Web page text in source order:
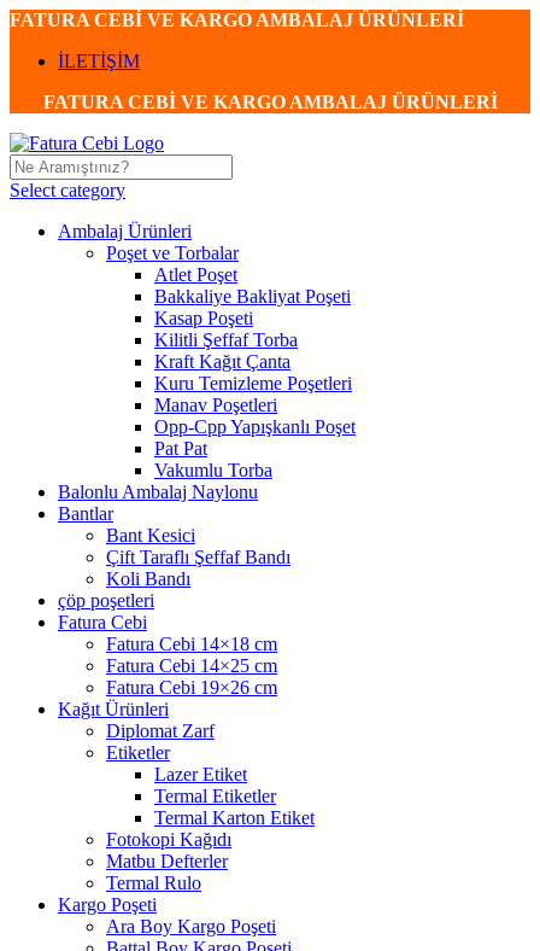
FATURA CEBİ VE KARGO AMBALAJ ÜRÜNLERİ
İLETİŞİM
FATURA CEBİ VE KARGO AMBALAJ ÜRÜNLERİ
Select category
Ambalaj Ürünleri
Poşet ve Torbalar
Atlet Poşet
Bakkaliye Bakliyat Poşeti
Kasap Poşeti
Kilitli Şeffaf Torba
Kraft Kağıt Çanta
Kuru Temizleme Poşetleri
Manav Poşetleri
Opp-Cpp Yapışkanlı Poşet
Pat Pat
Vakumlu Torba
Balonlu Ambalaj Naylonu
Bantlar
Bant Kesici
Çift Taraflı Şeffaf Bandı
Koli Bandı
çöp poşetleri
Fatura Cebi
Fatura Cebi 14×18 cm
Fatura Cebi 14×25 cm
Fatura Cebi 19×26 cm
Kağıt Ürünleri
Diplomat Zarf
Etiketler
Lazer Etiket
Termal Etiketler
Termal Karton Etiket
Fotokopi Kağıdı
Matbu Defterler
Termal Rulo
Kargo Poşeti
Ara Boy Kargo Poşeti